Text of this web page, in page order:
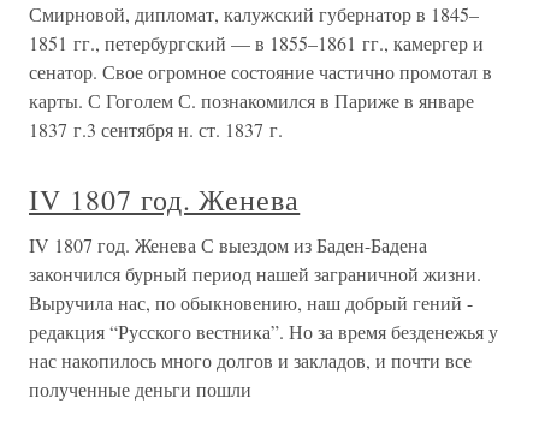
Смирновой, дипломат, калужский губернатор в 1845–
1851 гг., петербургский — в 1855–1861 гг., камергер и
сенатор. Свое огромное состояние частично промотал в
карты. С Гоголем С. познакомился в Париже в январе
1837 г.3 сентября н. ст. 1837 г.
IV 1807 год. Женева
IV 1807 год. Женева С выездом из Баден-Бадена
закончился бурный период нашей заграничной жизни.
Выручила нас, по обыкновению, наш добрый гений -
редакция “Русского вестника”. Но за время безденежья у
нас накопилось много долгов и закладов, и почти все
полученные деньги пошли